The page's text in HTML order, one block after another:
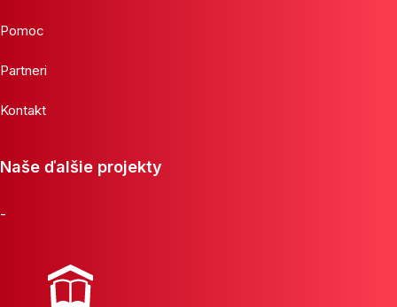
Pomoc
Partneri
Kontakt
Naše ďalšie projekty
-